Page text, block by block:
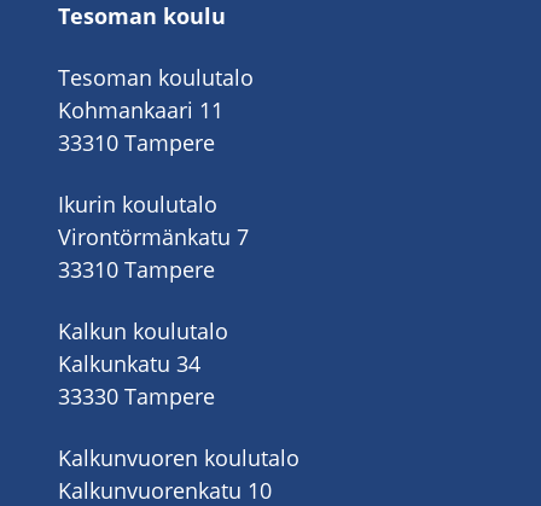
Tesoman koulu
Tesoman koulutalo
Kohmankaari 11
33310 Tampere
Ikurin koulutalo
Virontörmänkatu 7
33310 Tampere
Kalkun koulutalo
Kalkunkatu 34
33330 Tampere
Kalkunvuoren koulutalo
Kalkunvuorenkatu 10